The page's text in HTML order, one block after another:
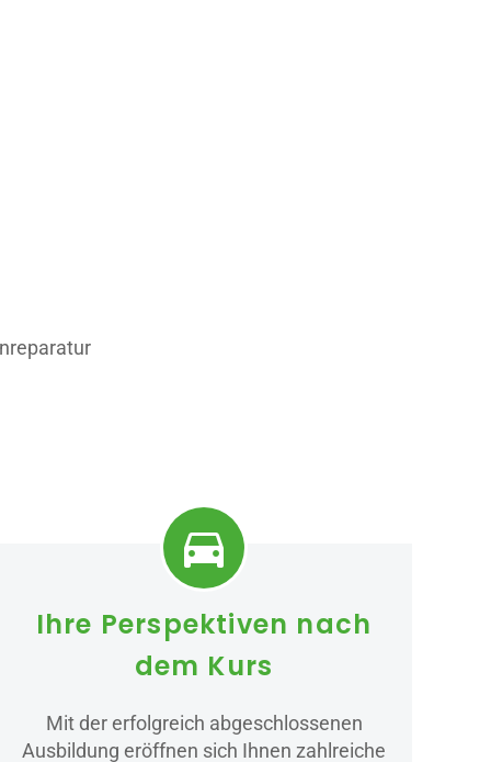


Ihre Perspektiven nach
dem Kurs
Mit der erfolgreich abgeschlossenen
Ausbildung eröffnen sich Ihnen zahlreiche